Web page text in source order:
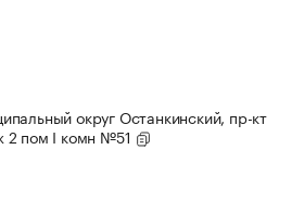
округ Останкинский, пр-кт
2 пом I комн №51